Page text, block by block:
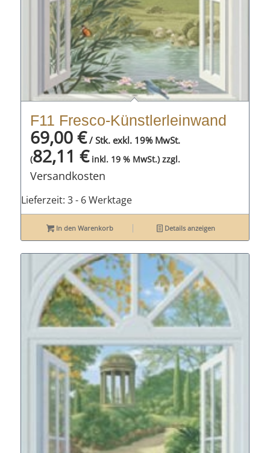
F11 Fresco-Künstlerleinwand
69,00€/ Stk. exkl. 19% MwSt.
(82,11 €inkl. 19 % MwSt.) zzgl.
Versandkosten
Lieferzeit: 3 - 6 Werktage
In den Warenkorb Details anzeigen